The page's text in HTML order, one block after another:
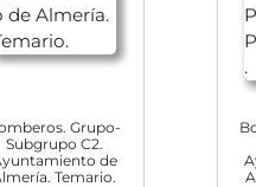
Grupo-
Subgrupo C2.
de
Temario.